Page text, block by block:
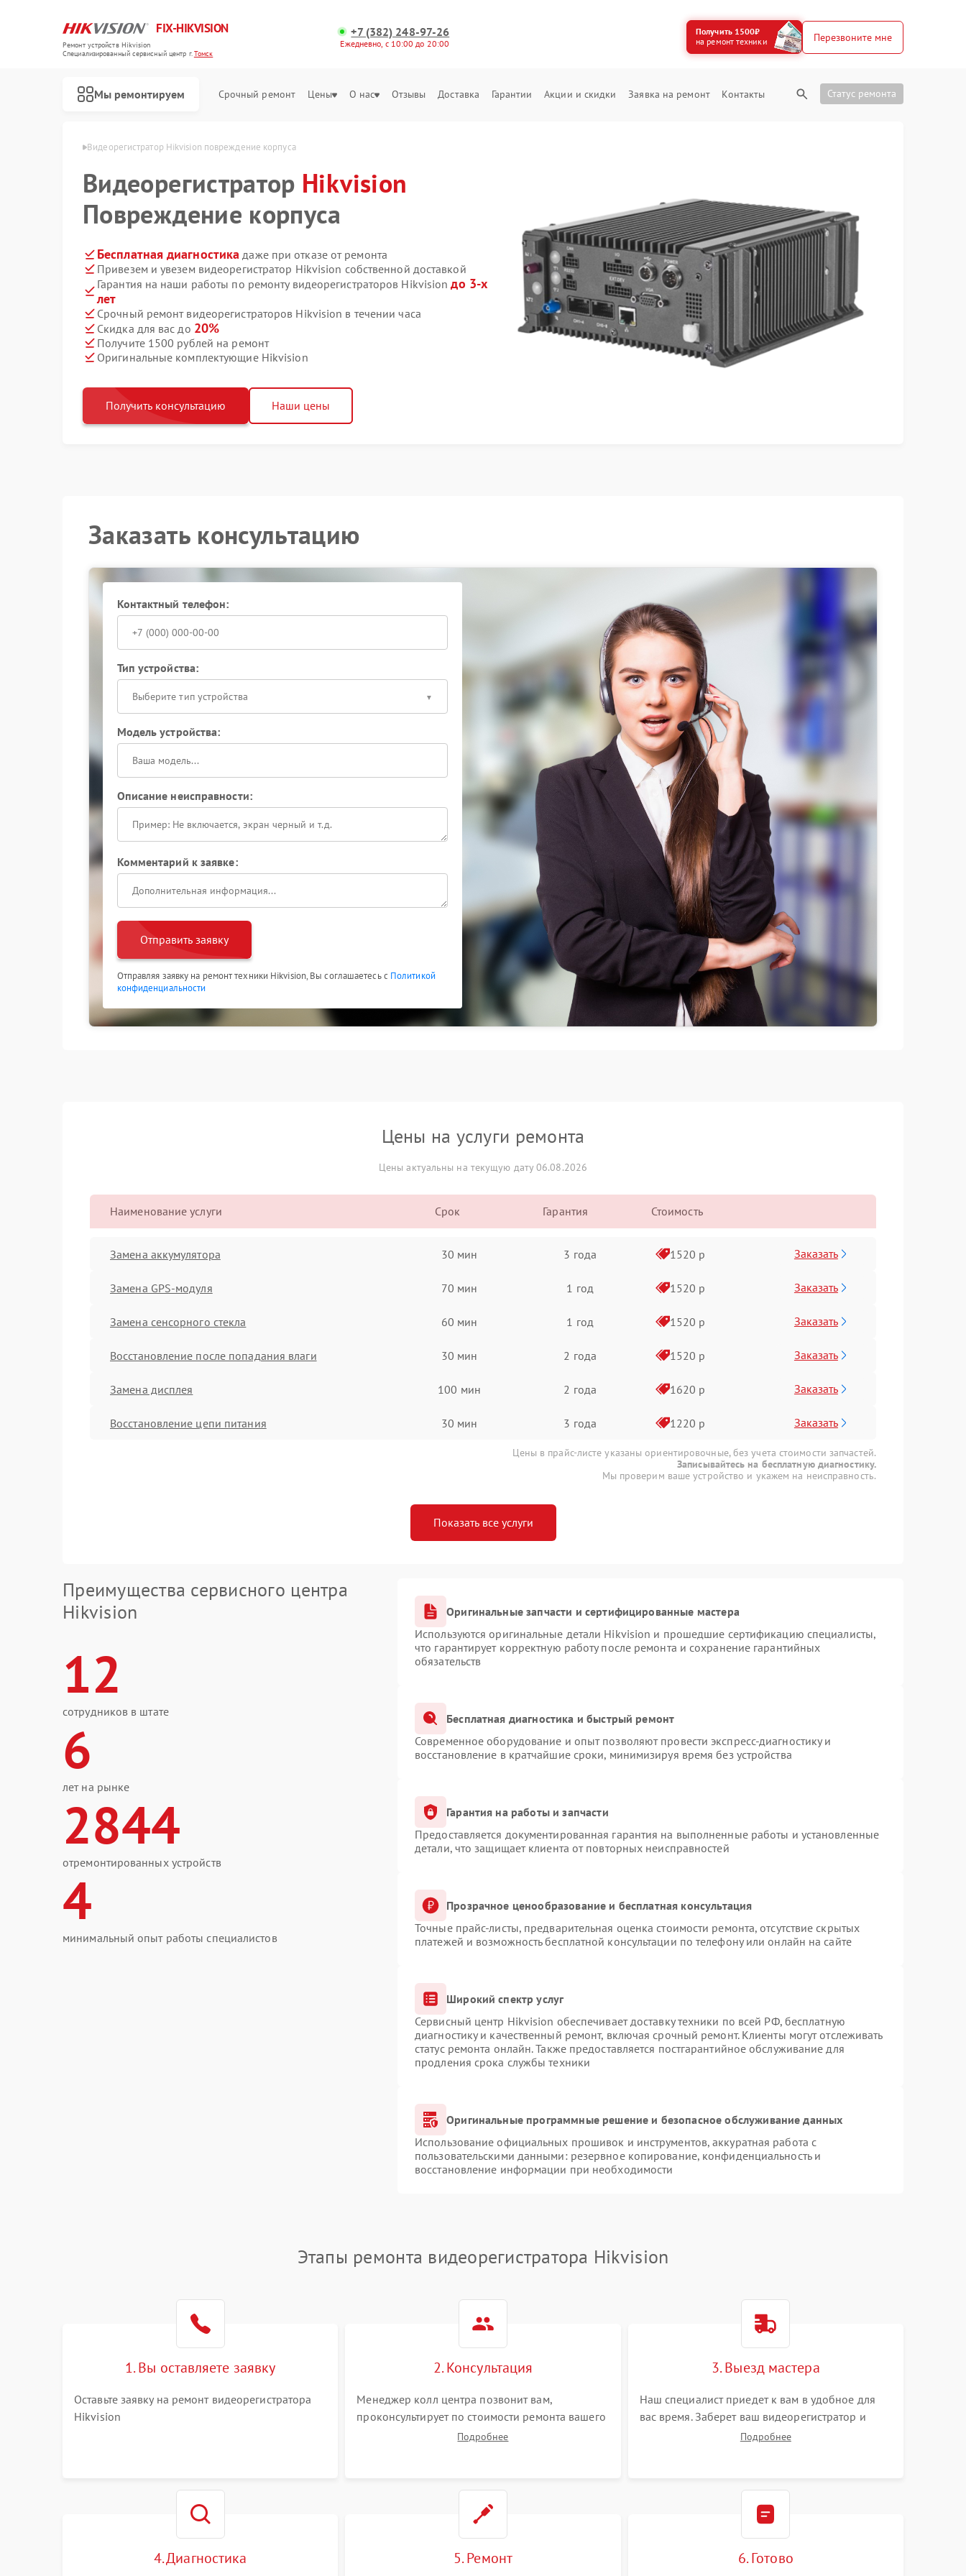
FIX-HIKVISION
Ремонт устройств Hikvision
Специализированный cервисный центр г.Томск
+7 (382) 248-97-26
Ежедневно, с 10:00 до 20:00
Получить 1500₽
на ремонт техники
Перезвоните мне
Мы ремонтируем Срочный ремонт Цены О нас Отзывы Доставка Гарантии Акции и скидки Заявка на ремонт Контакты Статус ремонта
Hikvision в Томске Видеорегистратор Hikvision повреждение корпуса
Видеорегистратор Hikvision
Повреждение корпуса
Бесплатная диагностика даже при отказе от ремонта
Привезем и увезем видеорегистратор Hikvision собственной доставкой
Гарантия на наши работы по ремонту видеорегистраторов Hikvisionдо 3-х
лет
Срочный ремонт видеорегистраторов Hikvision в течении часа
Скидка для вас до 20%
Получите 1500 рублей на ремонт
Оригинальные комплектующие Hikvision
Получить консультацию Наши цены
Заказать консультацию
Контактный телефон:
Тип устройства:
Выберите тип устройства
Модель устройства:
Описание неисправности:
Комментарий к заявке:
Отправить заявку
Отправляя заявку на ремонт техники Hikvision, Вы соглашаетесь с Политикой
конфиденциальности
Цены на услуги ремонта
Цены актуальны на текущую дату 06.08.2026
Наименование услуги Срок Гарантия Стоимость
Замена аккумулятора 30 мин 3 года 1520 р Заказать
Замена GPS-модуля 70 мин 1 год 1520 р Заказать
Замена сенсорного стекла 60 мин 1 год 1520 р Заказать
Восстановление после попадания влаги 30 мин 2 года 1520 р Заказать
Замена дисплея 100 мин 2 года 1620 р Заказать
Восстановление цепи питания 30 мин 3 года 1220 р Заказать
Цены в прайс-листе указаны ориентировочные, без учета стоимости запчастей.
Записывайтесь на бесплатную диагностику.
Мы проверим ваше устройство и укажем на неисправность.
Показать все услуги
Преимущества сервисного центра
Hikvision
12
сотрудников в штате
6
лет на рынке
2844
отремонтированных устройств
4
минимальный опыт работы специалистов
Оригинальные запчасти и сертифицированные мастера
Используются оригинальные детали Hikvision и прошедшие сертификацию специалисты,
что гарантирует корректную работу после ремонта и сохранение гарантийных
обязательств
Бесплатная диагностика и быстрый ремонт
Современное оборудование и опыт позволяют провести экспресс-диагностику и
восстановление в кратчайшие сроки, минимизируя время без устройства
Гарантия на работы и запчасти
Предоставляется документированная гарантия на выполненные работы и установленные
детали, что защищает клиента от повторных неисправностей
Прозрачное ценообразование и бесплатная консультация
Точные прайс-листы, предварительная оценка стоимости ремонта, отсутствие скрытых
платежей и возможность бесплатной консультации по телефону или онлайн на сайте
Широкий спектр услуг
Сервисный центр Hikvision обеспечивает доставку техники по всей РФ, бесплатную
диагностику и качественный ремонт, включая срочный ремонт. Клиенты могут отслеживать
статус ремонта онлайн. Также предоставляется постгарантийное обслуживание для
продления срока службы техники
Оригинальные программные решение и безопасное обслуживание данных
Использование официальных прошивок и инструментов, аккуратная работа с
пользовательскими данными: резервное копирование, конфиденциальность и
восстановление информации при необходимости
Этапы ремонта видеорегистратора Hikvision
1. Вы оставляете заявку
Оставьте заявку на ремонт видеорегистратора
Hikvision
2. Консультация
Менеджер колл центра позвонит вам,
проконсультирует по стоимости ремонта вашего
видеорегистратора а также ответит на все ваши
Подробнее
3. Выезд мастера
Наш специалист приедет к вам в удобное для
вас время. Заберет ваш видеорегистратор и
привезет на склад для диагностики.
Подробнее
4. Диагностика 5. Ремонт 6. Готово